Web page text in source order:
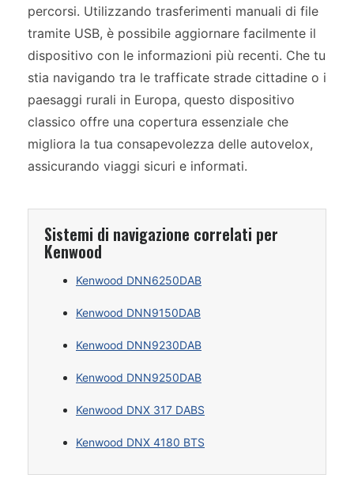
percorsi. Utilizzando trasferimenti manuali di file
tramite USB, è possibile aggiornare facilmente il
dispositivo con le informazioni più recenti. Che tu
stia navigando tra le trafficate strade cittadine o i
paesaggi rurali in Europa, questo dispositivo
classico offre una copertura essenziale che
migliora la tua consapevolezza delle autovelox,
assicurando viaggi sicuri e informati.
Sistemi di navigazione correlati per
Kenwood
Kenwood DNN6250DAB
Kenwood DNN9150DAB
Kenwood DNN9230DAB
Kenwood DNN9250DAB
Kenwood DNX 317 DABS
Kenwood DNX 4180 BTS